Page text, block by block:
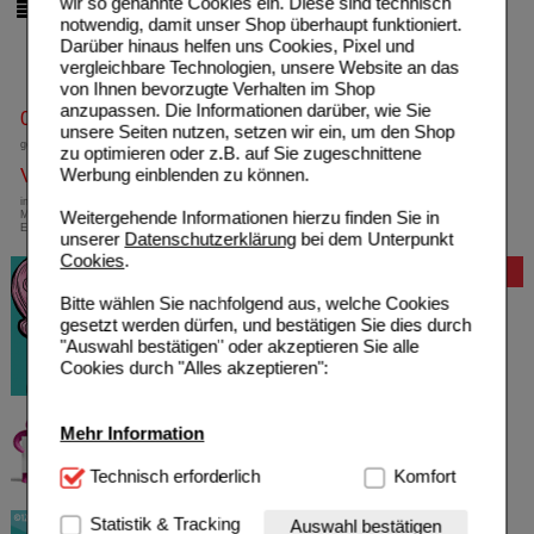
notwendig, damit unser Shop überhaupt funktioniert.
Darüber hinaus helfen uns Cookies, Pixel und
vergleichbare Technologien, unsere Website an das
von Ihnen bevorzugte Verhalten im Shop
anzupassen. Die Informationen darüber, wie Sie
unsere Seiten nutzen, setzen wir ein, um den Shop
zu optimieren oder z.B. auf Sie zugeschnittene
Werbung einblenden zu können.
Weitergehende Informationen hierzu finden Sie in
unserer Datenschutzerklärungbei dem Unterpunkt
Cookies.
Bitte wählen Sie nachfolgend aus, welche Cookies
gesetzt werden dürfen, und bestätigen Sie dies durch
"Auswahl bestätigen" oder akzeptieren Sie alle
Cookies durch "Alles akzeptieren":
Mehr Information
Technisch Notwendig:Hierbei handelt es sich um
Website notwendig sind (z.B. Navigation, Warenkorb,
Technisch erforderlich Komfort
Statistik & Tracking Auswahl bestätigen
pro Seite
0800-10 11 422
gebührenfreie Rufnummer
Versandkostenfrei
innerhalb Deutschlands bei einem
Mindestbestellwert von 13,99 Euro oder bei
Einsendung eines Kassenrezeptes